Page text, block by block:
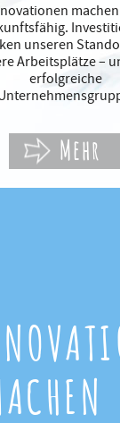
unseren
Arbeitsplätze –
erfolgreiche
Mehr